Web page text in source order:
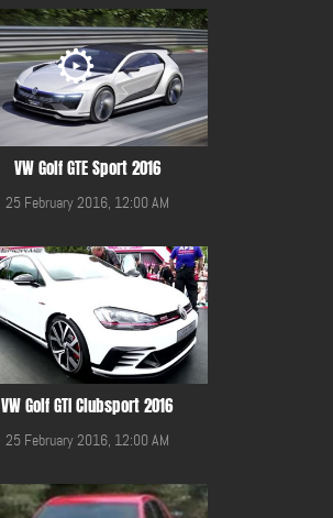
VW Golf GTE Sport 2016
25 February 2016, 12:00 AM
VW Golf GTI Clubsport 2016
25 February 2016, 12:00 AM